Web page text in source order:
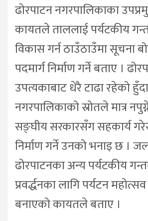
ढोरपाटन नगरपालिकाका
कायतले ताललाई पर्यटकीय
विकास गर्न ठाउँठाउँमा सूचना
पदमार्ग निर्माण गर्ने बताए ।
उपत्यकाबाट धेरै टाढा रहेको हुँदा
नगरपालिकाको स्रोतले मात्र
सङ्घीय सरकारसँग सहकार्य गरेर
निर्माण गर्ने उनको भनाइ छ ।
ढोरपाटनका अन्य पर्यटकीय
प्रवर्द्धनका लागि पर्यटन
बनाएको कायतले बताए ।